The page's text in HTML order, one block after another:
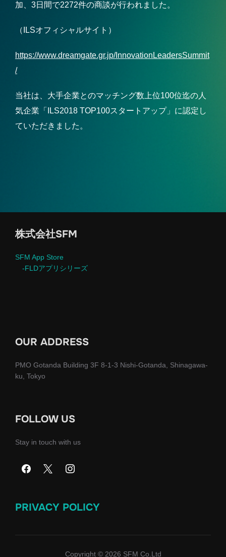
加、3日間で2272件の商談が行われました。
（ILSオフィシャルサイト）
https://www.dreamgate.gr.jp/InnovationLeadersSummit
/
当社は、大手企業とのマッチング数上位100位迄の人
気企業「ILS2018 TOP100スタートアップ」に認定し
ていただきました。
株式会社SFM
SFM App Store
-FLDアプリシリーズ
OUR ADDRESS
PMO Gotanda Building 3F 8-1-3 Nishi-Gotanda, Shinagawa-
ku, Tokyo
FOLLOW US
Stay in touch with us
PRIVACY POLICY
Copyright © 2026 SFM Co.Ltd